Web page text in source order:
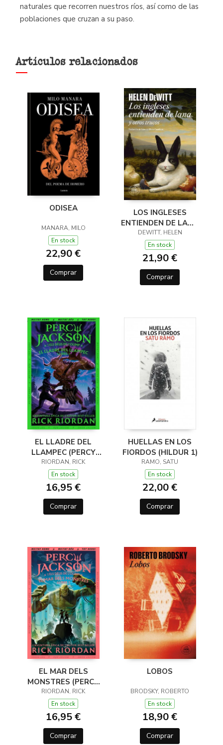
naturales que recorren nuestros ríos, así como de las
poblaciones que cruzan a su paso.
Artículos relacionados
ODISEA
MANARA, MILO
En stock
22,90 €
Comprar
LOS INGLESES
ENTIENDEN DE LANA
(Y OTROS TRUCOS)
DEWITT, HELEN
En stock
21,90 €
Comprar
EL LLADRE DEL
LLAMPEC (PERCY
JACKSON I ELS DÉUS
DE L'OLIMP 1)
RIORDAN, RICK
En stock
16,95 €
Comprar
HUELLAS EN LOS
FIORDOS (HILDUR 1)
RAMO, SATU
En stock
22,00 €
Comprar
EL MAR DELS
MONSTRES (PERCY
JACKSON I ELS DÉUS
DE L'OLIMP 2)
RIORDAN, RICK
En stock
16,95 €
Comprar
LOBOS
BRODSKY, ROBERTO
En stock
18,90 €
Comprar